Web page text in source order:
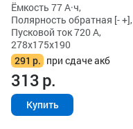
Ёмкость 77 А·ч,
Полярность обратная [- +],
Пусковой ток 720 А,
278x175x190
291 р. при сдаче акб
313р.
Купить